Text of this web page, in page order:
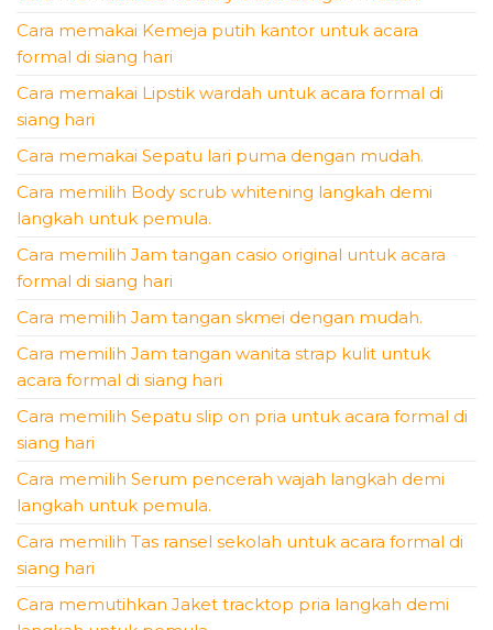
Cara memakai Kemeja putih kantor untuk acara
formal di siang hari
Cara memakai Lipstik wardah untuk acara formal di
siang hari
Cara memakai Sepatu lari puma dengan mudah.
Cara memilih Body scrub whitening langkah demi
langkah untuk pemula.
Cara memilih Jam tangan casio original untuk acara
formal di siang hari
Cara memilih Jam tangan skmei dengan mudah.
Cara memilih Jam tangan wanita strap kulit untuk
acara formal di siang hari
Cara memilih Sepatu slip on pria untuk acara formal di
siang hari
Cara memilih Serum pencerah wajah langkah demi
langkah untuk pemula.
Cara memilih Tas ransel sekolah untuk acara formal di
siang hari
Cara memutihkan Jaket tracktop pria langkah demi